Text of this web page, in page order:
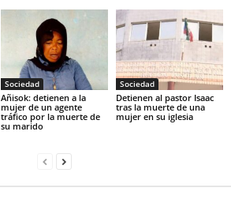
Sociedad
Añisok: detienen a la
mujer de un agente
tráfico por la muerte de
su marido‎
Sociedad
‎Detienen al pastor Isaac
tras la muerte de una
mujer en su iglesia‎